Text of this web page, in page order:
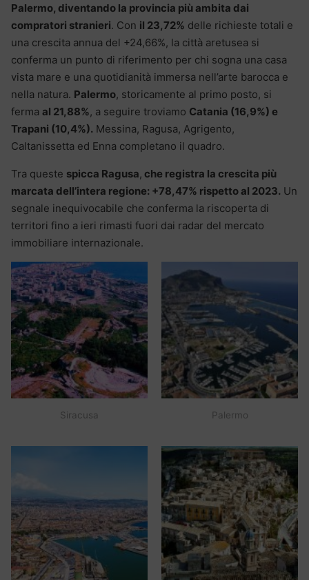
Palermo, diventando la provincia più ambita dai
compratori stranieri. Con il 23,72% delle richieste totali e
una crescita annua del +24,66%, la città aretusea si
conferma un punto di riferimento per chi sogna una casa
vista mare e una quotidianità immersa nell’arte barocca e
nella natura. Palermo, storicamente al primo posto, si
ferma al 21,88%, a seguire troviamo Catania (16,9%) e
Trapani (10,4%). Messina, Ragusa, Agrigento,
Caltanissetta ed Enna completano il quadro.
Tra queste spicca Ragusa, che registra la crescita più
marcata dell’intera regione: +78,47% rispetto al 2023. Un
segnale inequivocabile che conferma la riscoperta di
territori fino a ieri rimasti fuori dai radar del mercato
immobiliare internazionale.
Siracusa Palermo